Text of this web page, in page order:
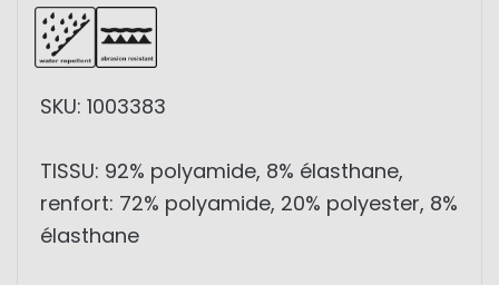
SKU: 1003383
TISSU: 92% polyamide, 8% élasthane,
renfort: 72% polyamide, 20% polyester, 8%
élasthane